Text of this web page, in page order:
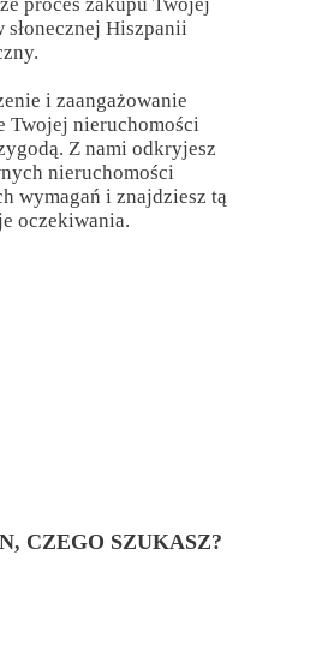
proces zakupu Twojej
Hiszpanii
i zaangażowanie
Twojej nieruchomości
Z nami odkryjesz
nieruchomości
wymagań i znajdziesz tą
oczekiwania.
CZEGO SZUKASZ?